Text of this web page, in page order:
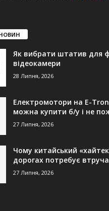
Як вибрати штатив для
відеокамери
28 Липня, 2026
Електромотори на E-
можна купити б/у і не
27 Липня, 2026
Чому китайський
дорогах потребує
27 Липня, 2026